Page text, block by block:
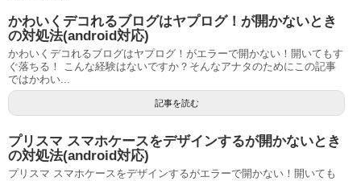
かわいくデコれるブログはヤプログ！が開かないとき
の対処法(android対応)
かわいくデコれるブログはヤプログ！がエラーで開かない！開いてもす
ぐ落ちる！ こんな経験はないですか？そんなアナタのためにこの記事
ではかわい...
記事を読む
プリスマ スマホケースをデザインするが開かないとき
の対処法(android対応)
プリスマ スマホケースをデザインするがエラーで開かない！開いても